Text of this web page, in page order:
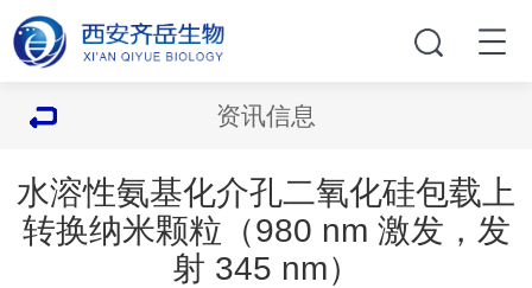
资讯信息
水溶性氨基化介孔二氧化硅包载上
转换纳米颗粒（980 nm 激发，发
射 345 nm）